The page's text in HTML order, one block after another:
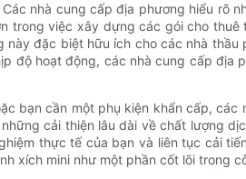
nhà cung cấp địa phương hiểu rõ
trong việc xây dựng các gói cho
đặc biệt hữu ích cho các nhà
độ hoạt động, các nhà cung cấp địa
bạn cần một phụ kiện khẩn cấp,
cải thiện lâu dài về chất lượng
thực tế của bạn và liên tục cải
xích mini như một phần cốt lõi trong